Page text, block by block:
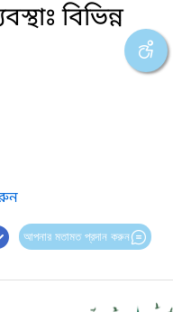
বিভিন্ন
আপনার মতামত প্রদান করুন